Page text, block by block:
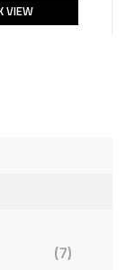
VIEW
(7)